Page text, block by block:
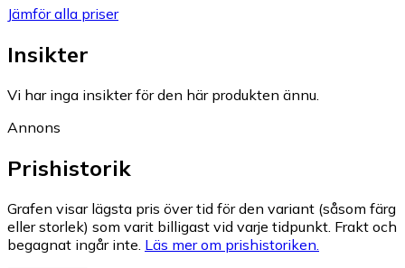
Jämför alla priser
Insikter
Vi har inga insikter för den här produkten ännu.
Annons
Prishistorik
Grafen visar lägsta pris över tid för den variant (såsom färg
eller storlek) som varit billigast vid varje tidpunkt. Frakt och
begagnat ingår inte. Läs mer om prishistoriken.